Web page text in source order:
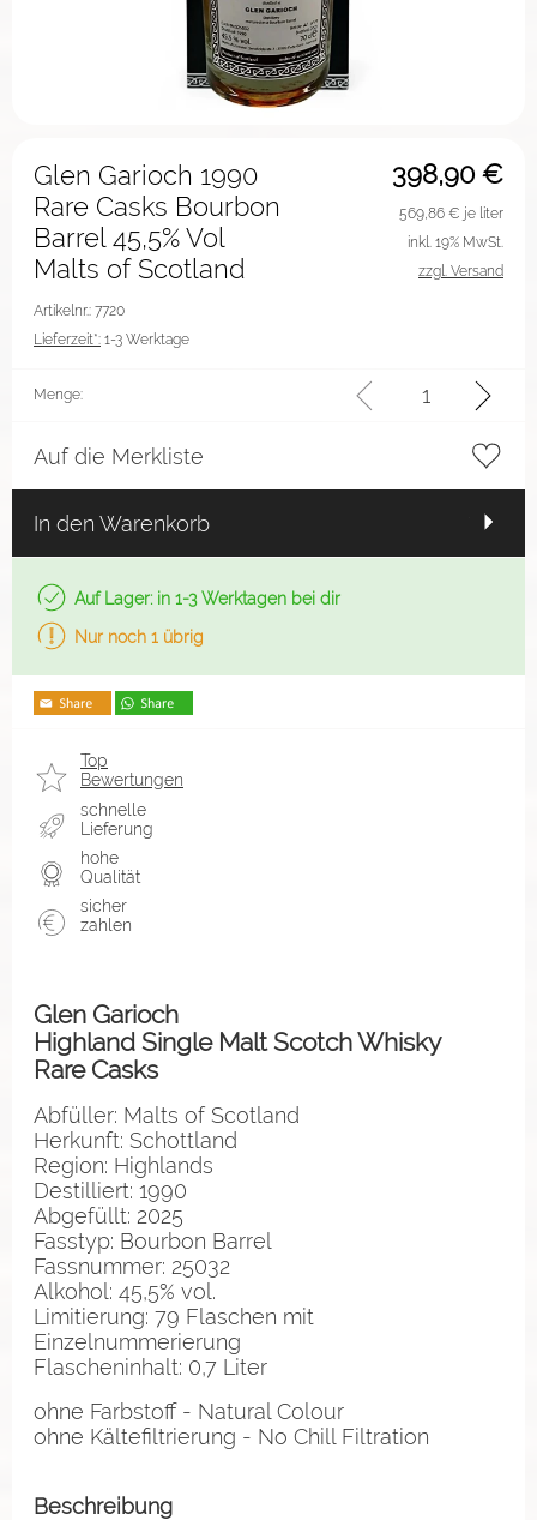
398,90 €
Glen Garioch 1990
Rare Casks Bourbon
Barrel 45,5% Vol
Malts of Scotland
Artikelnr.: 7720
Lieferzeit*: 1-3 Werktage
569,86 € je liter
inkl. 19% MwSt.
zzgl. Versand
Menge:
Auf die Merkliste
In den Warenkorb
Auf Lager: in 1-3 Werktagen bei dir
Nur noch 1 übrig
Top
Bewertungen
schnelle
Lieferung
hohe
Qualität
sicher
zahlen
Glen Garioch
Highland Single Malt Scotch Whisky
Rare Casks
Abfüller: Malts of Scotland
Herkunft: Schottland
Region: Highlands
Destilliert: 1990
Abgefüllt: 2025
Fasstyp: Bourbon Barrel
Fassnummer: 25032
Alkohol: 45,5% vol.
Limitierung: 79 Flaschen mit
Einzelnummerierung
Flascheninhalt: 0,7 Liter
ohne Farbstoff - Natural Colour
ohne Kältefiltrierung - No Chill Filtration
Beschreibung